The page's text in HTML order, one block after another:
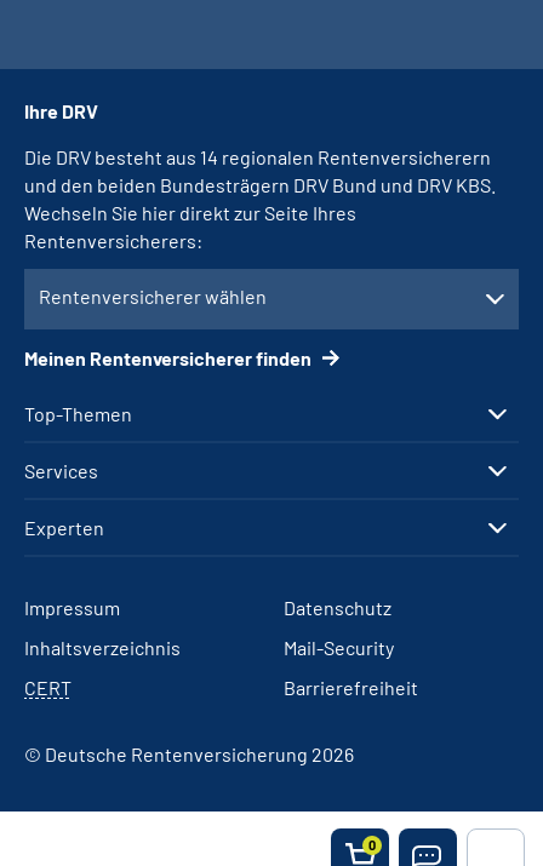
0
Top-Themen
Services
Experten
Ihre DRV
Die DRV besteht aus 14 regionalen Rentenversicherern
und den beiden Bundesträgern DRV Bund und DRV KBS.
Wechseln Sie hier direkt zur Seite Ihres
Rentenversicherers:
Rentenversicherer wählen
Meinen Rentenversicherer finden
Impressum
Datenschutz
Inhaltsverzeichnis
Mail-Security
CERT
Barrierefreiheit
© Deutsche Rentenversicherung 2026